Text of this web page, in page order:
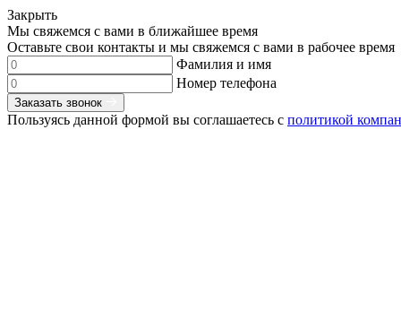
Закрыть
Мы свяжемся с вами в ближайшее время
Оставьте свои контакты и мы свяжемся с вами в рабочее время
Фамилия и имя
Номер телефона
Заказать звонок
Пользуясь данной формой вы соглашаетесь с политикой